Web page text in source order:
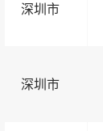
深圳市
深圳市